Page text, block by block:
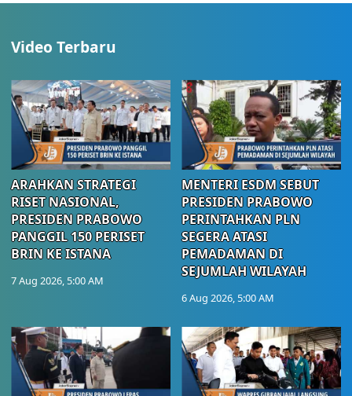
Video Terbaru
ARAHKAN STRATEGI
RISET NASIONAL,
PRESIDEN PRABOWO
PANGGIL 150 PERISET
BRIN KE ISTANA
7 Aug 2026, 5:00 AM
MENTERI ESDM SEBUT
PRESIDEN PRABOWO
PERINTAHKAN PLN
SEGERA ATASI
PEMADAMAN DI
SEJUMLAH WILAYAH
6 Aug 2026, 5:00 AM